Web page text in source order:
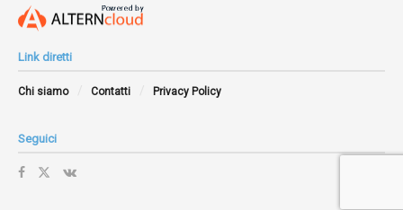
Link diretti
Chi siamo Contatti Privacy Policy
Seguici